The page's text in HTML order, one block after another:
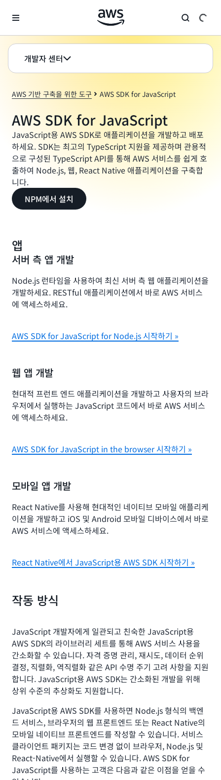
개발자 센터
AWS 기반 구축을 위한 도구 AWS SDK for JavaScript
AWS SDK for JavaScript
JavaScript용 AWS SDK로 애플리케이션을 개발하고 배포
하세요. SDK는 최고의 TypeScript 지원을 제공하며 관용적
으로 구성된 TypeScript API를 통해 AWS 서비스를 쉽게 호
출하여 Node.js, 웹, React Native 애플리케이션을 구축합
니다.
NPM에서 설치
앱
서버 측 앱 개발
Node.js 런타임을 사용하여 최신 서버 측 웹 애플리케이션을
개발하세요. RESTful 애플리케이션에서 바로 AWS 서비스
에 액세스하세요.
AWS SDK for JavaScript for Node.js 시작하기 »
웹 앱 개발
현대적 프런트 엔드 애플리케이션을 개발하고 사용자의 브라
우저에서 실행하는 JavaScript 코드에서 바로 AWS 서비스
에 액세스하세요.
AWS SDK for JavaScript in the browser 시작하기 »
모바일 앱 개발
React Native를 사용해 현대적인 네이티브 모바일 애플리케
이션을 개발하고 iOS 및 Android 모바일 디바이스에서 바로
AWS 서비스에 액세스하세요.
React Native에서 JavaScript용 AWS SDK 시작하기 »
작동 방식
JavaScript 개발자에게 일관되고 친숙한 JavaScript용
AWS SDK의 라이브러리 세트를 통해 AWS 서비스 사용을
간소화할 수 있습니다. 자격 증명 관리, 재시도, 데이터 순위
결정, 직렬화, 역직렬화 같은 API 수명 주기 고려 사항을 지원
합니다. JavaScript용 AWS SDK는 간소화된 개발을 위해
상위 수준의 추상화도 지원합니다.
JavaScript용 AWS SDK를 사용하면 Node.js 형식의 백엔
드 서비스, 브라우저의 웹 프론트엔드 또는 React Native의
모바일 네이티브 프론트엔드를 작성할 수 있습니다. 서비스
클라이언트 패키지는 코드 변경 없이 브라우저, Node.js 및
React-Native에서 실행할 수 있습니다. AWS SDK for
JavaScript를 사용하는 고객은 다음과 같은 이점을 얻을 수